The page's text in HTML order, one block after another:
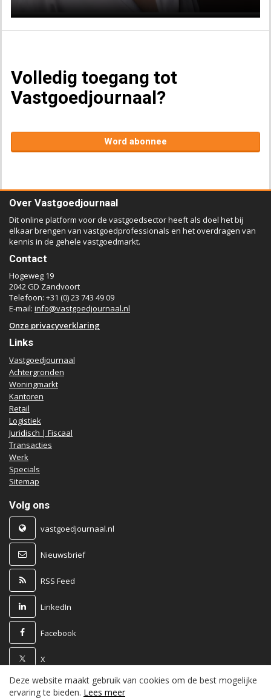
Volledig toegang tot
Vastgoedjournaal?
Word abonnee
Over Vastgoedjournaal
Dit online platform voor de vastgoedsector heeft als doel het bij
elkaar brengen van vastgoedprofessionals en het overdragen van
kennis in de gehele vastgoedmarkt.
Contact
Hogeweg 19
2042 GD Zandvoort
Telefoon: +31 (0) 23 743 49 09
E-mail: info@vastgoedjournaal.nl
Onze privacyverklaring
Links
Vastgoedjournaal
Achtergronden
Woningmarkt
Kantoren
Retail
Logistiek
Juridisch | Fiscaal
Transacties
Werk
Specials
Sitemap
Volg ons
vastgoedjournaal.nl
Nieuwsbrief
RSS Feed
LinkedIn
Facebook
X
Powered by
Deze website maakt gebruik van cookies om de best mogelijke
ervaring te bieden. Lees meer